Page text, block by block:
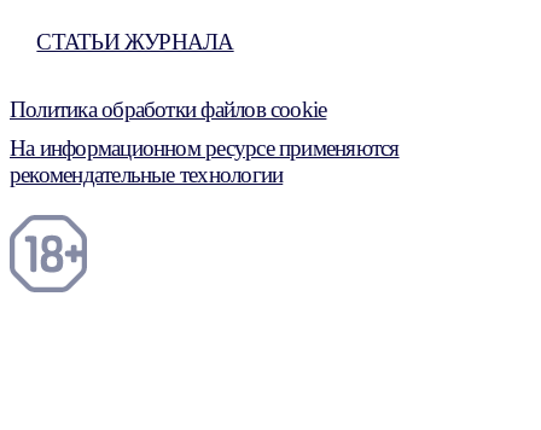
СТАТЬИ ЖУРНАЛА
Политика обработки файлов cookie
На информационном ресурсе применяются
рекомендательные технологии